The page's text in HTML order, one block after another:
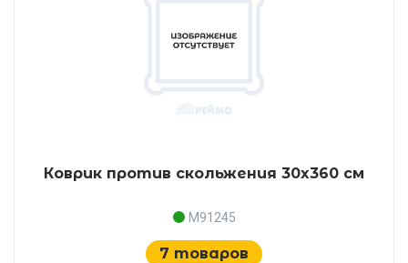
Коврик против скольжения 30x360 см
M91245
7 товаров